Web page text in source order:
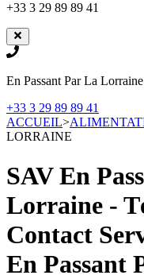
+33 3 29 89 89 41
En Passant Par La Lorraine
+33 3 29 89 89 41
ACCUEIL>
LORRAINE
SAV En
Lorraine -
Contact
En Passant